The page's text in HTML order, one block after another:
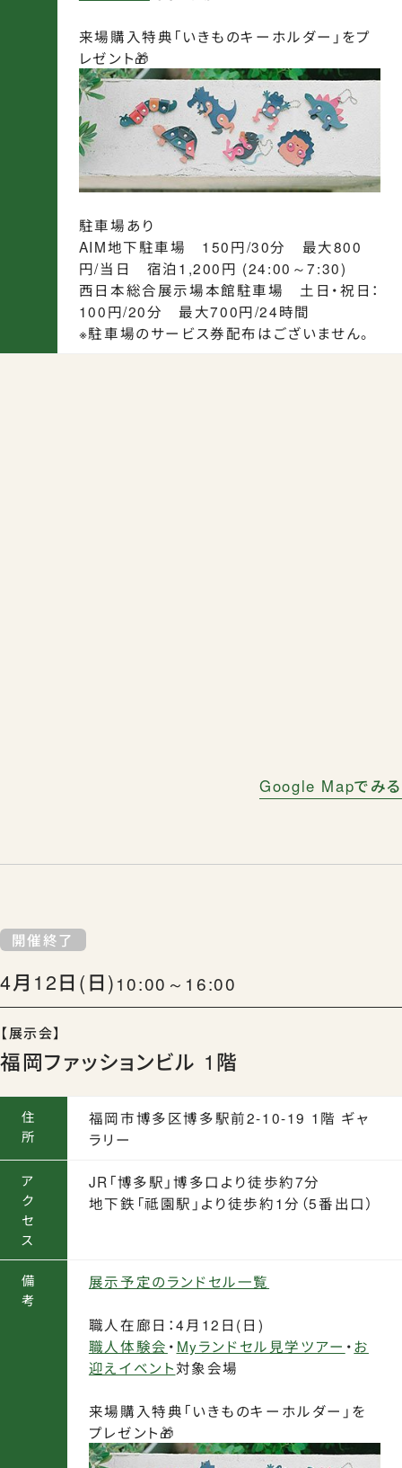
来場購入特典「いきものキーホルダー」をプ
レゼント🎁
駐車場あり
AIM地下駐車場 150円/30分 最大800
円/当日 宿泊1,200円 (24:00～7:30)
西日本総合展示場本館駐車場 土日・祝日：
100円/20分 最大700円/24時間
※駐車場のサービス券配布はございません。
Google Mapでみる
開催終了
4月12日(日)10:00～16:00
【展示会】
福岡ファッションビル 1階
住
所
福岡市博多区博多駅前2-10-19 1階 ギャ
ラリー
ア
ク
セ
ス
JR「博多駅」博多口より徒歩約7分
地下鉄「祗園駅」より徒歩約1分（5番出口）
備
考
展示予定のランドセル一覧
職人在廊日：4月12日(日)
職人体験会 ・ Myランドセル見学ツアー ・お
迎えイベント対象会場
来場購入特典「いきものキーホルダー」を
プレゼント🎁